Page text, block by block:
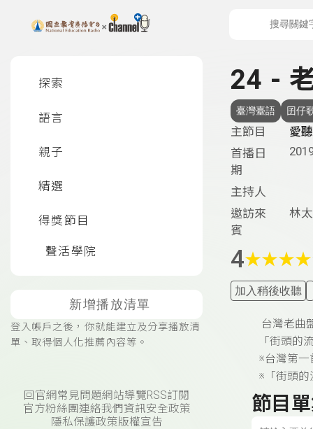
上方功能區塊
探索
語言
親子
精選
得獎節目
聲活學院
新增播放清單
登入帳戶之後，你就能建立及分享播放清
單、取得個人化推薦內容等。
回官網常見問題網站導覽RSS訂閱
官方粉絲團連絡我們 資訊安全政策
隱私保護政策版權宣告
24 -
臺灣臺語 囝仔
主節目
愛
首播日
期
主持人
邀訪來
賓
林
4★★★★
加入稍後收聽
台灣老曲
「街頭的
※台灣第
※「街頭
節目